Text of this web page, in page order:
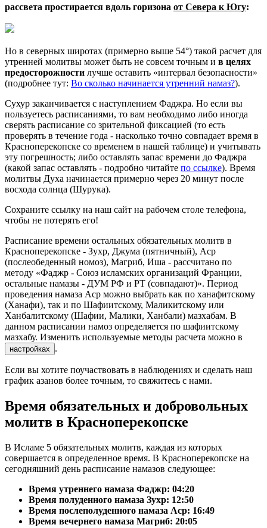
рассвета простирается вдоль горизона от Севера к Югу:
Но в северных широтах (примерно выше 54°) такой расчет для
утренней молитвы может быть не совсем точным и в целях
предосторожности лучше оставить «интервал безопасности»
(подробнее тут: Во сколько начинается утренний намаз?).
Сухур заканчивается с наступлением Фаджра. Но если вы
пользуетесь расписаниями, то вам необходимо либо иногда
сверять расписание со зрительной фиксацией (то есть
проверять в течение года - насколько точно совпадает время в
Красноперекопске со временем в нашей таблице) и учитывать
эту погрешность; либо оставлять запас времени до Фаджра
(какой запас оставлять - подробно читайте по ссылке). Время
молитвы Духа начинается примерно через 20 минут после
восхода солнца (Шурука).
Сохраните ссылку на наш сайт на рабочем столе телефона,
чтобы не потерять его!
Расписание времени остальных обязательных молитв в
Красноперекопске - Зухр, Джума (пятничный), Аср
(послеобеденный номоз), Магриб, Иша - рассчитано по
методу «Фаджр - Союз исламских организаций Франции,
остальные намазы - ДУМ РФ и РТ (совпадают)». Период
проведения намаза Аср можно выбрать как по ханафитскому
(Ханафи), так и по Шафиитскому, Маликитскому или
Ханбалитскому (Шафии, Малики, Ханбали) мазхабам. В
данном расписании намоз определяется по шафиитскому
мазхабу. Изменить используемые методы расчета можно в
настройках .
Если вы хотите поучаствовать в наблюдениях и сделать наш
график азанов более точным, то свяжитесь с нами.
Время обязательных и добровольных
молитв в Красноперекопске
В Исламе 5 обязательных молитв, каждая из которых
совершается в определенное время. В Красноперекопске на
сегодняшний день расписание намазов следующее:
Время утреннего намаза Фаджр: 04:20
Время полуденного намаза Зухр: 12:50
Время послеполуденного намаза Аср: 16:49
Время вечернего намаза Магриб: 20:05